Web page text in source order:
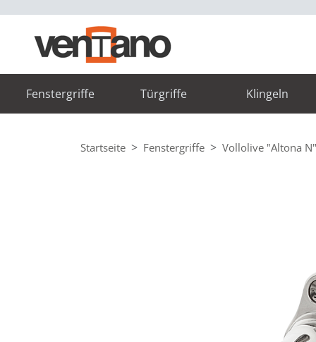
Fenstergriffe Türgriffe Klingeln
Startseite Fenstergriffe Vollolive "Altona N"